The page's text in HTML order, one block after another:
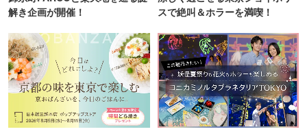
解き企画が開催！
スで絶叫＆ホラーを満喫！